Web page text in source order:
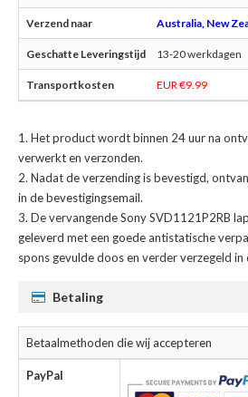
Australia, New
13-20 werkdagen
EUR €9.99
Het product wordt binnen 24 uur na
verwerkt en verzonden.
Nadat de verzending is bevestigd,
in de bevestigingsemail.
Devervangende Sony SVD1121P2RB
geleverd met een goede antistatische
spons gevulde doos en verder verzegeld in
Betaling
Betaalmethoden die wij accepteren
PayPal